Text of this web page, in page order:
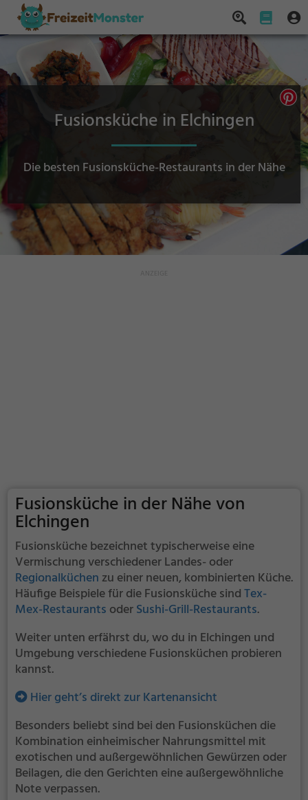
Fusionsküche in Elchingen
Die besten Fusionsküche-Restaurants in der Nähe
Fusionsküche in der Nähe von
Elchingen
Fusionsküche bezeichnet typischerweise eine
Vermischung verschiedener Landes- oder
Regionalküchen zu einer neuen, kombinierten Küche.
Häufige Beispiele für die Fusionsküche sindTex-
Mex-Restaurants oderSushi-Grill-Restaurants.
Weiter unten erfährst du, wo du in Elchingen und
Umgebung verschiedene Fusionsküchen probieren
kannst.
Hier geht’s direkt zur Kartenansicht
Besonders beliebt sind bei den Fusionsküchen die
Kombination einheimischer Nahrungsmittel mit
exotischen und außergewöhnlichen Gewürzen oder
Beilagen, die den Gerichten eine außergewöhnliche
Note verpassen.